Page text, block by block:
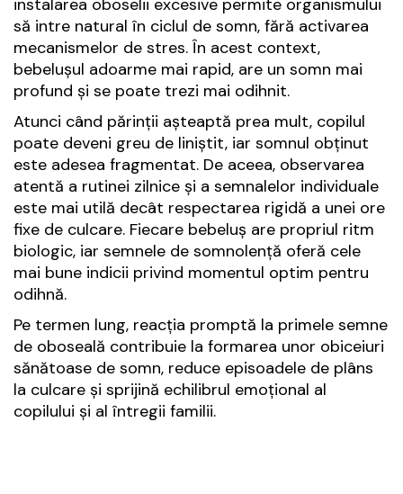
să intre natural în ciclul de somn, fără activarea
mecanismelor de stres. În acest context,
bebelușul adoarme mai rapid, are un somn mai
profund și se poate trezi mai odihnit.
Atunci când părinții așteaptă prea mult, copilul
poate deveni greu de liniștit, iar somnul obținut
este adesea fragmentat. De aceea, observarea
atentă a rutinei zilnice și a semnalelor individuale
este mai utilă decât respectarea rigidă a unei ore
fixe de culcare. Fiecare bebeluș are propriul ritm
biologic, iar semnele de somnolență oferă cele
mai bune indicii privind momentul optim pentru
odihnă.
Pe termen lung, reacția promptă la primele semne
de oboseală contribuie la formarea unor obiceiuri
sănătoase de somn, reduce episoadele de plâns
la culcare și sprijină echilibrul emoțional al
copilului și al întregii familii.